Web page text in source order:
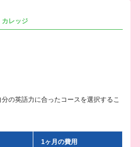
カレッジ
の英語力に合ったコースを選択するこ
1ヶ月の費用